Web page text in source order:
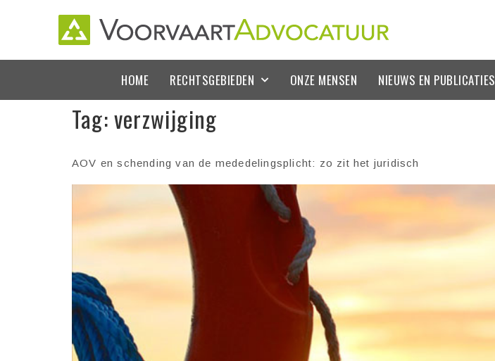
HOME RECHTSGEBIEDEN ONZE MENSEN NIEUWS EN PUBLICATIES
Tag:verzwijging
AOV en schending van de mededelingsplicht: zo zit het juridisch